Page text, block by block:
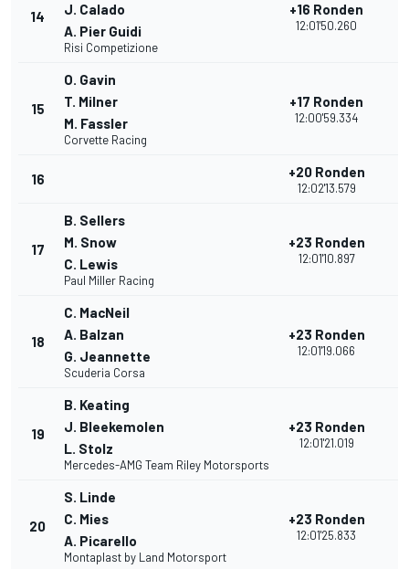
14
J. Calado
A. Pier Guidi
Risi Competizione
+16 Ronden
12:01'50.260
15
O. Gavin
T. Milner
M. Fassler
Corvette Racing
+17 Ronden
12:00'59.334
16 +20 Ronden
12:02'13.579
17
B. Sellers
M. Snow
C. Lewis
Paul Miller Racing
+23 Ronden
12:01'10.897
18
C. MacNeil
A. Balzan
G. Jeannette
Scuderia Corsa
+23 Ronden
12:01'19.066
19
B. Keating
J. Bleekemolen
L. Stolz
Mercedes-AMG Team Riley Motorsports
+23 Ronden
12:01'21.019
20
S. Linde
C. Mies
A. Picarello
Montaplast by Land Motorsport
+23 Ronden
12:01'25.833